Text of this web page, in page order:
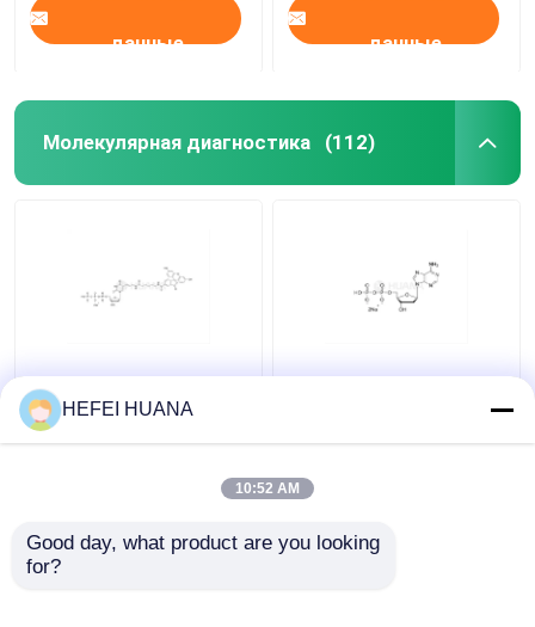
данные данные
Молекулярная диагностика (112)
Флуоресцеин-12-
dUTP 1мМ раствор
натрия
контактные
Динатриевая соль
контактные
HEFEI HUANA
10:52 AM
Good day, what product are you looking
for?